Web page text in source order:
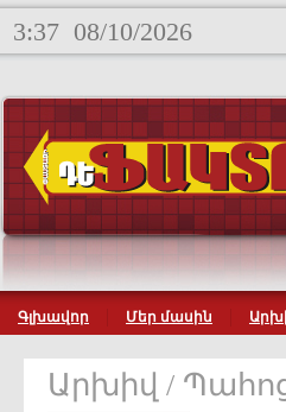
3:37 08/10/2026
Գլխավոր Մեր մասին
Արխիվ /